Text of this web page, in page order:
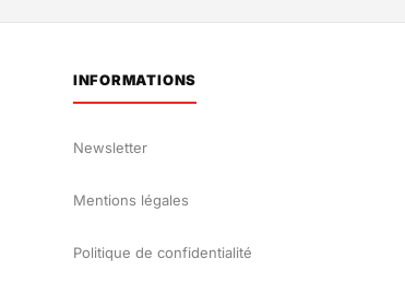
INFORMATIONS
Newsletter
Mentions légales
Politique de confidentialité